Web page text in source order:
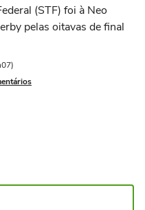
(STF) foi à Neo
pelas oitavas de final